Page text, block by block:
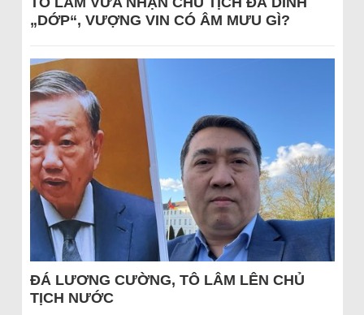
„DỚP“, VƯỢNG VIN CÓ ÂM MƯU GÌ?
ĐÁ LƯƠNG CƯỜNG, TÔ LÂM LÊN CHỦ
TỊCH NƯỚC